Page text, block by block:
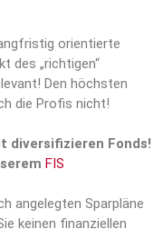
orientierte
des „richtigen“
Den höchsten
die Profis nicht!
diversifizieren Fonds!
FIS
angelegten Sparpläne
keinen finanziellen